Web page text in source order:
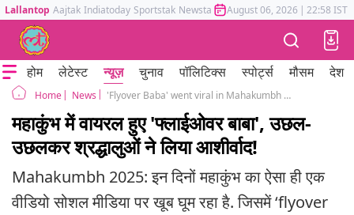
Lallantop Aajtak Indiatoday Sportstak Newstak Mumbai Tak Astrotak
August 06, 2026 | 22:58 IST
होम लेटेस्ट न्यूज़ चुनाव पॉलिटिक्स स्पोर्ट्स मौसम देश
Home News 'Flyover Baba' went viral in Mahakumbh prayagraj devotees took blessings by jumping! video viral
महाकुंभ में वायरल हुए 'फ्लाईओवर बाबा', उछल-
उछलकर श्रद्धालुओं ने लिया आशीर्वाद!
Mahakumbh 2025: इन दिनों महाकुंभ का ऐसा ही एक
वीडियो सोशल मीडिया पर खूब घूम रहा है. जिसमें ‘flyover